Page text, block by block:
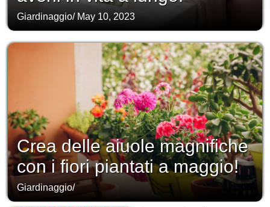
Giardinaggio/ May 10, 2023
Crea delle aiuole magnifiche
con i fiori piantati a maggio!
Giardinaggio/